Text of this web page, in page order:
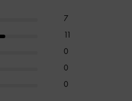
7
11
0
0
0